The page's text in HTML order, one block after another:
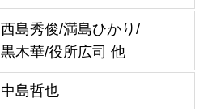
西島秀俊/満島ひかり/
黒木華/役所広司 他
中島哲也